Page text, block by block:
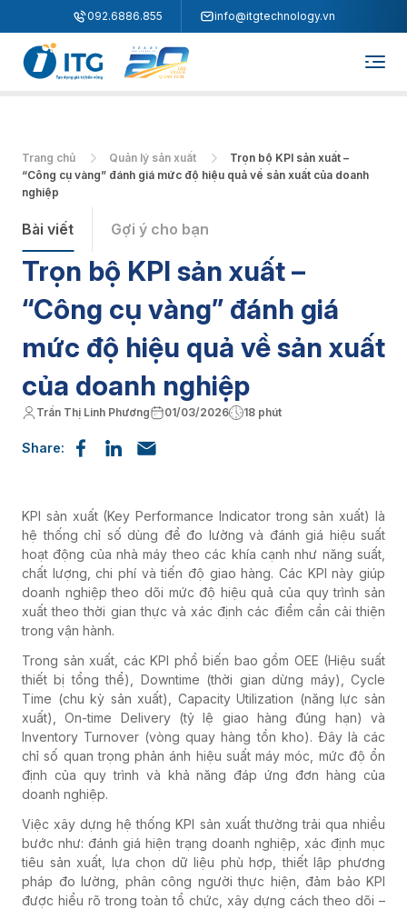
092.6886.855 info@itgtechnology.vn
Trang chủ Quản lý sản xuất
Trọn bộ KPI sản xuất –
“Công cụ vàng” đánh giá mức độ hiệu quả về sản xuất của doanh
nghiệp
Bài viết Gợi ý cho bạn
Trọn bộ KPI sản xuất –
“Công cụ vàng” đánh giá
mức độ hiệu quả về sản xuất
của doanh nghiệp
Trần Thị Linh Phương 01/03/2026 18 phút
Share:
KPI sản xuất (Key Performance Indicator trong sản xuất) là
hệ thống chỉ số dùng để đo lường và đánh giá hiệu suất
hoạt động của nhà máy theo các khía cạnh như năng suất,
chất lượng, chi phí và tiến độ giao hàng. Các KPI này giúp
doanh nghiệp theo dõi mức độ hiệu quả của quy trình sản
xuất theo thời gian thực và xác định các điểm cần cải thiện
trong vận hành.
Trong sản xuất, các KPI phổ biến bao gồm OEE (Hiệu suất
thiết bị tổng thể), Downtime (thời gian dừng máy), Cycle
Time (chu kỳ sản xuất), Capacity Utilization (năng lực sản
xuất), On-time Delivery (tỷ lệ giao hàng đúng hạn) và
Inventory Turnover (vòng quay hàng tồn kho). Đây là các
chỉ số quan trọng phản ánh hiệu suất máy móc, mức độ ổn
định của quy trình và khả năng đáp ứng đơn hàng của
doanh nghiệp.
Việc xây dựng hệ thống KPI sản xuất thường trải qua nhiều
bước như: đánh giá hiện trạng doanh nghiệp, xác định mục
tiêu sản xuất, lựa chọn dữ liệu phù hợp, thiết lập phương
pháp đo lường, phân công người thực hiện, đảm bảo KPI
được hiểu rõ trong toàn tổ chức, xây dựng cách theo dõi –